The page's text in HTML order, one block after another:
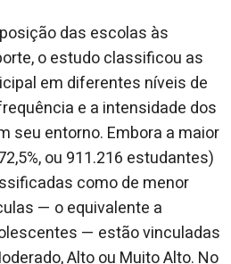
das escolas às
o estudo classificou as
em diferentes níveis de
e a intensidade dos
seu entorno. Embora a maior
ou 911.216 estudantes)
como de menor
— o equivalente a
— estão vinculadas
Alto ou Muito Alto. No